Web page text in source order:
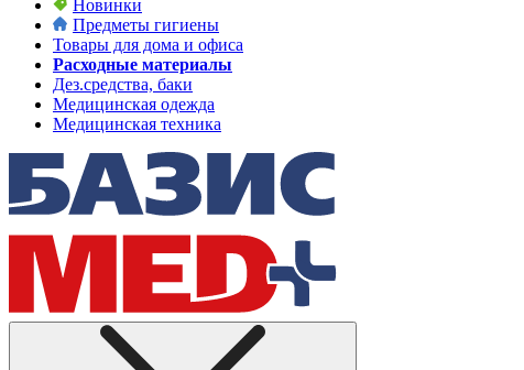
Новинки
Предметы гигиены
Товары для дома и офиса
Расходные материалы
Дез.средства, баки
Медицинская одежда
Медицинская техника